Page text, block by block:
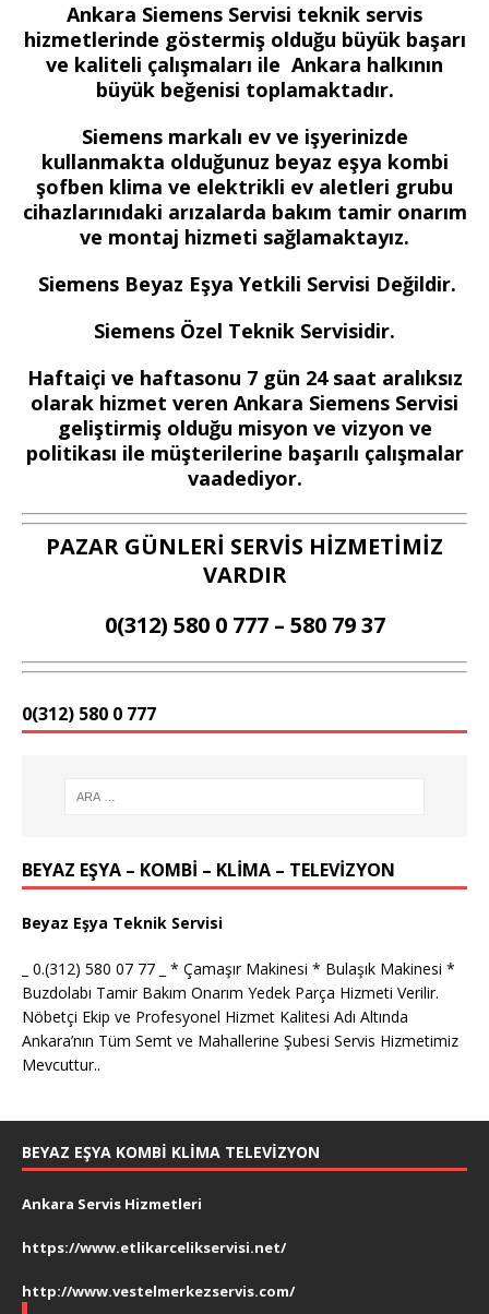
Ankara Siemens Servisi teknik servis
hizmetlerinde göstermiş olduğu büyük başarı
ve kaliteli çalışmaları ile Ankara halkının
büyük beğenisi toplamaktadır.
Siemens markalı ev ve işyerinizde
kullanmakta olduğunuz beyaz eşya kombi
şofben klima ve elektrikli ev aletleri grubu
cihazlarınıdaki arızalarda bakım tamir onarım
ve montaj hizmeti sağlamaktayız.
Siemens Beyaz Eşya Yetkili Servisi Değildir.
Siemens Özel Teknik Servisidir.
Haftaiçi ve haftasonu 7 gün 24 saat aralıksız
olarak hizmet veren Ankara Siemens Servisi
geliştirmiş olduğu misyon ve vizyon ve
politikası ile müşterilerine başarılı çalışmalar
vaadediyor.
PAZAR GÜNLERİ SERVİS HİZMETİMİZ
VARDIR
0(312) 580 0 777 – 580 79 37
0(312) 580 0 777
BEYAZ EŞYA – KOMBİ – KLİMA – TELEVİZYON
Beyaz Eşya Teknik Servisi
_ 0.(312) 580 07 77 _ * Çamaşır Makinesi * Bulaşık Makinesi *
Buzdolabı Tamir Bakım Onarım Yedek Parça Hizmeti Verilir.
Nöbetçi Ekip ve Profesyonel Hizmet Kalitesi Adı Altında
Ankara’nın Tüm Semt ve Mahallerine Şubesi Servis Hizmetimiz
Mevcuttur..
BEYAZ EŞYA KOMBI KLIMA TELEVIZYON
Ankara Servis Hizmetleri
https://www.etlikarcelikservisi.net/
http://www.vestelmerkezservis.com/